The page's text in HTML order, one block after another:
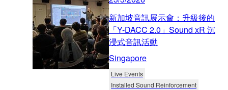
新加坡音訊展示會：升級後的
「Y-DACC 2.0」Sound xR 沉
浸式音訊活動
Singapore
Live Events
Installed Sound Reinforcement